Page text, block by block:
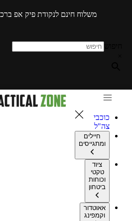
משלוח חינם לנקודת פיק אפ ברכישה
כוכבי
צה"ל
חיילים
ומתגייסים
ציוד
טקטי
וכוחות
ביטחון
אאוטדור
וקמפינג